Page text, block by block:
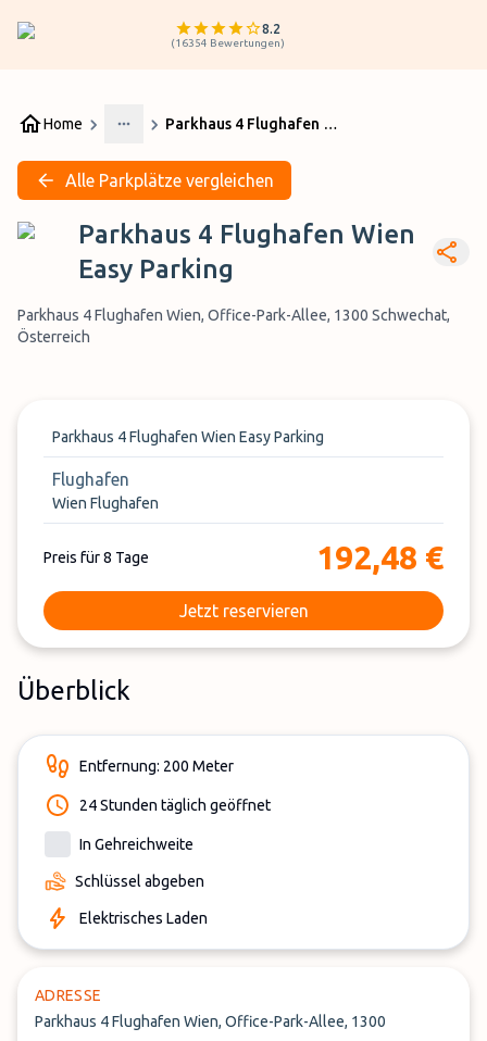
8.2
(16354 Bewertungen)
Home
More
Parkhaus 4 Flughafen Wien Easy Parking
Alle Parkplätze vergleichen
Parkhaus 4 Flughafen Wien
Easy Parking
Parkhaus 4 Flughafen Wien, Office-Park-Allee, 1300 Schwechat,
Österreich
Parkhaus 4 Flughafen Wien Easy Parking
Flughafen
Wien Flughafen
Preis für 8 Tage 192,48 €
Jetzt reservieren
Überblick
Entfernung: 200 Meter
24 Stunden täglich geöffnet
In Gehreichweite
Schlüssel abgeben
Elektrisches Laden
ADRESSE
Parkhaus 4 Flughafen Wien, Office-Park-Allee, 1300